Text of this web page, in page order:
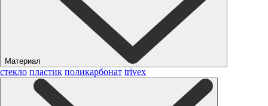
Материал
стекло пластик поликарбонат trivex